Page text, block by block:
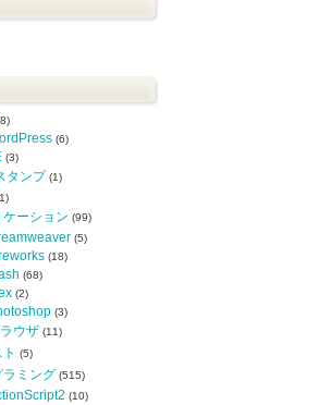
(6)
(3)
タンプ (1)
ケーション (99)
(5)
(18)
(68)
(2)
(3)
ウザ (11)
(5)
ラミング (515)
(10)